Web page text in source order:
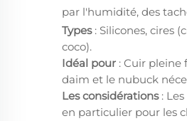
par l'humidité, des
Types : Silicones, cires
coco).
Idéal pour : Cuir pleine
daim et le nubuck
Les considérations :
en particulier pour les